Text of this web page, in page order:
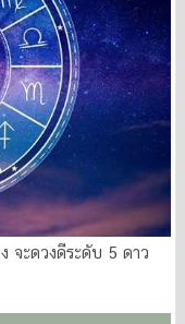
จะดวงดีระดับ 5 ดาว